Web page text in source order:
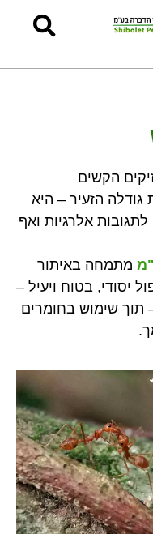
הקשים
גודלה הזעיר – היא
אלרגיות ואף
מתמחה באיתור
יסודי, בטוח ויעיל –
תוך שימוש בחומרים